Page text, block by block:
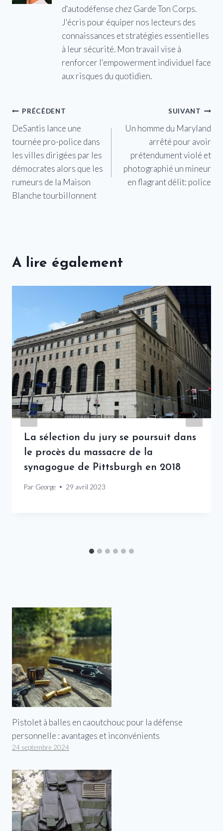
d'autodéfense chez Garde Ton Corps.
J'écris pour équiper nos lecteurs des
connaissances et stratégies essentielles
à leur sécurité. Mon travail vise à
renforcer l'empowerment individuel face
aux risques du quotidien.
Navigation
de
l’article
PRÉCÉDENT
DeSantis lance une
tournée pro-police dans
les villes dirigées par les
démocrates alors que les
rumeurs de la Maison
Blanche tourbillonnent
SUIVANT
Un homme du Maryland
arrêté pour avoir
prétendument violé et
photographié un mineur
en flagrant délit: police
A lire également
La sélection du jury se poursuit dans
le procès du massacre de la
synagogue de Pittsburgh en 2018
Par George 29 avril 2023
Pistolet à balles en caoutchouc pour la défense
personnelle : avantages et inconvénients
24 septembre 2024